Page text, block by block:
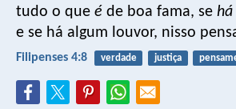
tudo o que é de boa fama, se há
e se há algum louvor, nisso
Filipenses 4:8 verdade justiça